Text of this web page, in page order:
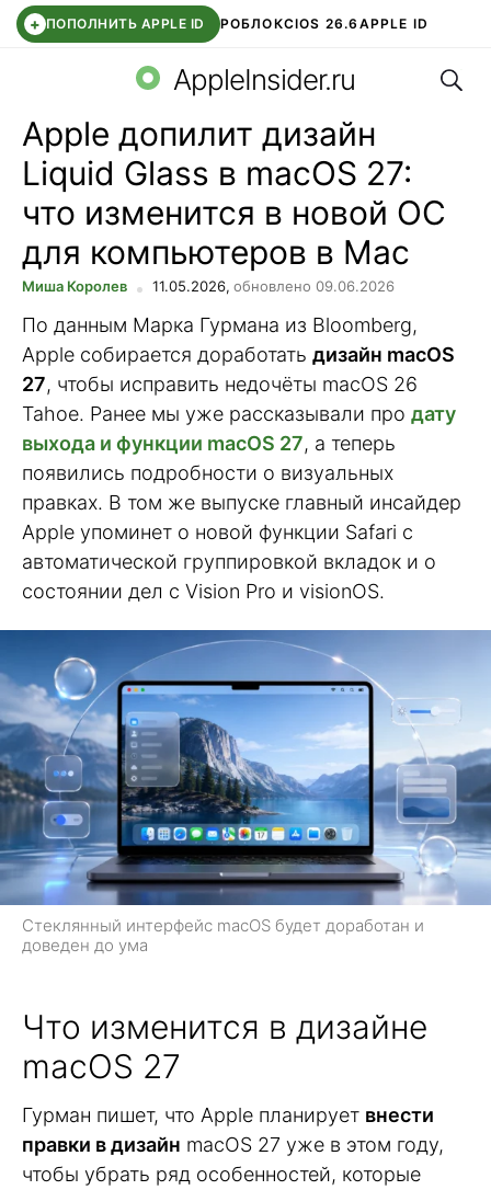
+ ПОПОЛНИТЬ APPLE ID РОБЛОКСIOS 26.6 APPLE ID
WHATSAPP DDE STOREAPP STOREOZON БАНК
AppleInsider.ru
Apple допилит дизайн
Liquid Glass в macOS 27:
что изменится в новой ОС
для компьютеров в Mac
Миша Королев 11.05.2026, обновлено 09.06.2026
По данным Марка Гурмана из Bloomberg,
Apple собирается доработать дизайн macOS
27, чтобы исправить недочёты macOS 26
Tahoe. Ранее мы уже рассказывали про дату
выхода и функции macOS 27, а теперь
появились подробности о визуальных
правках. В том же выпуске главный инсайдер
Apple упоминет о новой функции Safari с
автоматической группировкой вкладок и о
состоянии дел с Vision Pro и visionOS.
Стеклянный интерфейс macOS будет доработан и
доведен до ума
Что изменится в дизайне
macOS 27
Гурман пишет, что Apple планирует внести
правки в дизайн macOS 27 уже в этом году,
чтобы убрать ряд особенностей, которые